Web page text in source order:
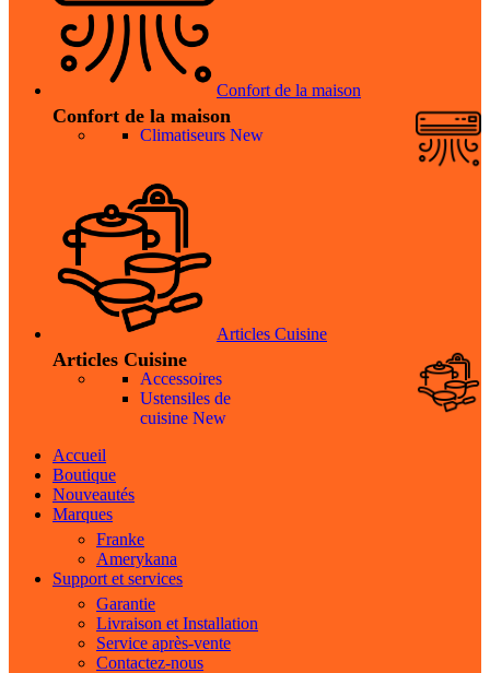
Confort de la maison
Confort de la maison
Climatiseurs New
Articles Cuisine
Articles Cuisine
Accessoires
Ustensiles de
cuisine New
Accueil
Boutique
Nouveautés
Marques
Franke
Amerykana
Support et services
Garantie
Livraison et Installation
Service après-vente
Contactez-nous